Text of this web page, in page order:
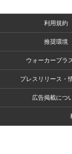
利用規約
推奨環境
ウォーカープラ
プレスリリース・
広告掲載につ